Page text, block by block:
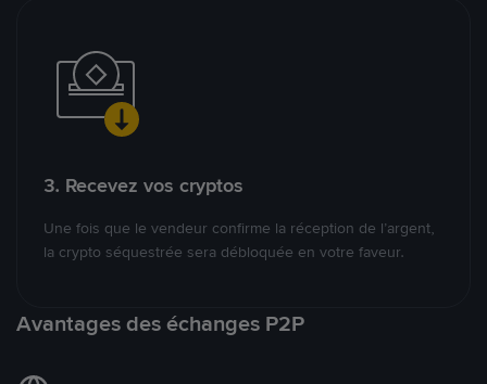
3. Recevez vos cryptos
Une fois que le vendeur confirme la réception de l’argent,
la crypto séquestrée sera débloquée en votre faveur.
Avantages des échanges P2P